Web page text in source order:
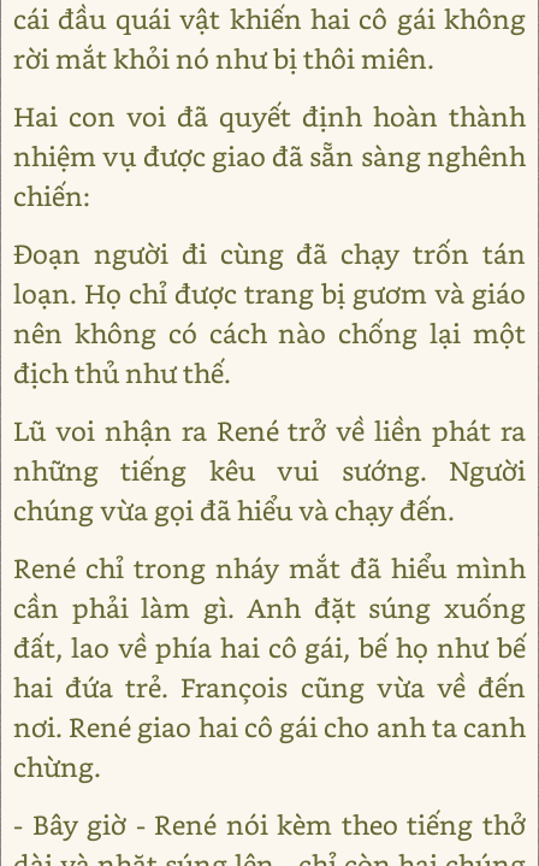
cái đầu quái vật khiến hai cô gái không
rời mắt khỏi nó như bị thôi miên.
Hai con voi đã quyết định hoàn thành
nhiệm vụ được giao đã sẵn sàng nghênh
chiến:
Đoạn người đi cùng đã chạy trốn tán
loạn. Họ chỉ được trang bị gươm và giáo
nên không có cách nào chống lại một
địch thủ như thế.
Lũ voi nhận ra René trở về liền phát ra
những tiếng kêu vui sướng. Người
chúng vừa gọi đã hiểu và chạy đến.
René chỉ trong nháy mắt đã hiểu mình
cần phải làm gì. Anh đặt súng xuống
đất, lao về phía hai cô gái, bế họ như bế
hai đứa trẻ. François cũng vừa về đến
nơi. René giao hai cô gái cho anh ta canh
chừng.
- Bây giờ - René nói kèm theo tiếng thở